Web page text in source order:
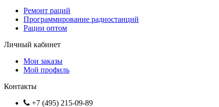
Ремонт раций
Программирование радиостанций
Рации оптом
Личный кабинет
Мои заказы
Мой профиль
Контакты
+7 (495) 215-09-89